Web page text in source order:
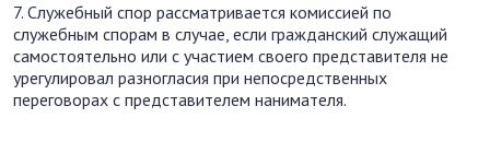
7. Служебный спор рассматривается комиссией по
служебным спорам в случае, если гражданский служащий
самостоятельно или с участием своего представителя не
урегулировал разногласия при непосредственных
переговорах с представителем нанимателя.